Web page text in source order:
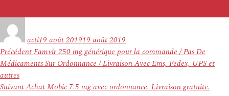
actile
19 août 201919 août 2019
Navigation
de
l’article
PrécédentArticle
précédent :
Famvir 250 mg générique pour la commande / Pas De
Médicaments Sur Ordonnance / Livraison Avec Ems, Fedex, UPS et
autres
SuivantArticle
Achat Mobic 7.5 mg avec ordonnance. Livraison gratuite.